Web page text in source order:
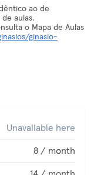
ao de
aulas.
o Mapa de Aulas
ginasio-
Unavailable here
8 / month